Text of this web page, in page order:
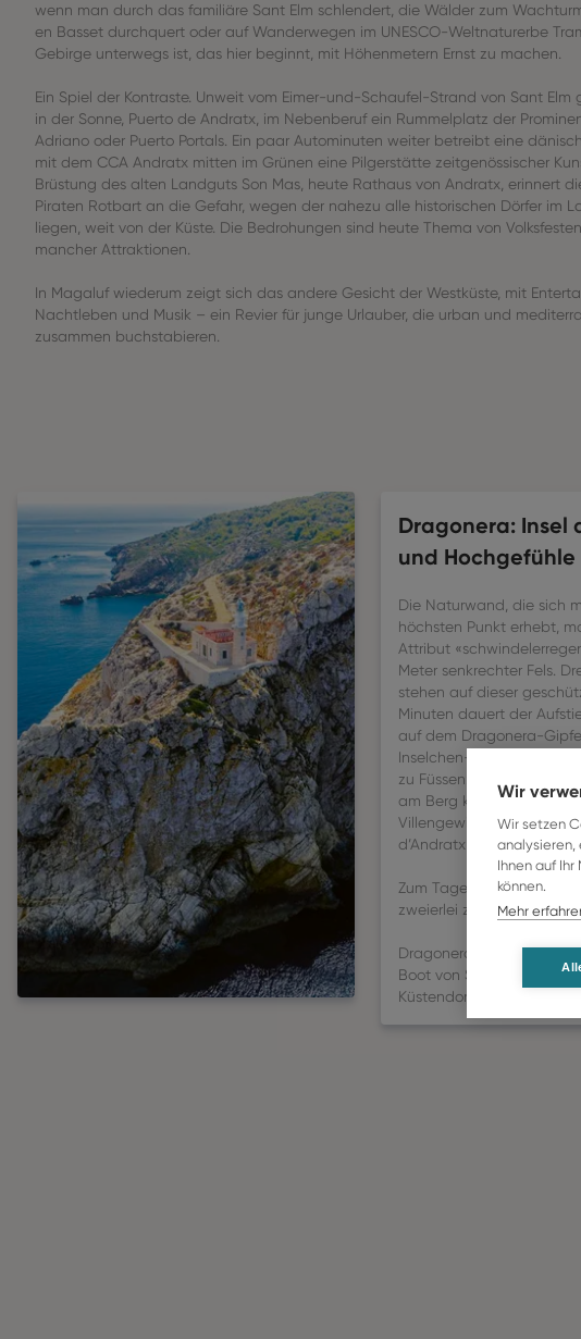
wenn man durch das familiäre Sant Elm schlendert, die Wälder zum
en Basset durchquert oder auf Wanderwegen im UNESCO-Weltnaturerbe
Gebirge unterwegs ist, das hier beginnt, mit Höhenmetern Ernst zu machen.
Ein Spiel der Kontraste. Unweit vom Eimer-und-Schaufel-Strand von Sant Elm
in der Sonne, Puerto de Andratx, im Nebenberuf ein Rummelplatz der
Adriano oder Puerto Portals. Ein paar Autominuten weiter betreibt eine
mit dem CCA Andratx mitten im Grünen eine Pilgerstätte zeitgenössischer
Brüstung des alten Landguts Son Mas, heute Rathaus von Andratx, erinnert
Piraten Rotbart an die Gefahr, wegen der nahezu alle historischen Dörfer im
liegen, weit von der Küste. Die Bedrohungen sind heute Thema von
mancher Attraktionen.
In Magaluf wiederum zeigt sich das andere Gesicht der Westküste, mit
Nachtleben und Musik – ein Revier für junge Urlauber, die urban und
zusammen buchstabieren.
Dragonera: Insel
und Hochgefühle
Die Naturwand, die sich
höchsten Punkt erhebt,
Attribut
Meter senkrechter Fels.
stehen auf dieser
Minuten dauert der
auf dem Dragonera-
Inselchen-Besucher
zu Füssen: die
am Berg klebende
Villengewimmel an den
d’Andratx und das Dorf
Zum Tagesausflug nach
zweierlei zu sagen: Hin.
Dragonera erreichen Sie
Boot von Sant Elm aus,
Küstendorf im Südwesten
Wir
Wir setzen
analysieren,
Ihnen auf
können.
Mehr